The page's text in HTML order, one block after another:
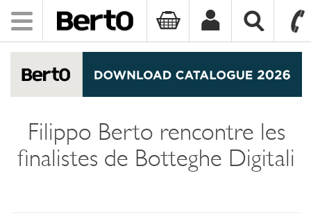
Toggle
navigation
Filippo Berto rencontre les
finalistes de Botteghe Digitali